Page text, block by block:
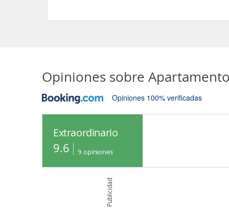
Opiniones sobre
Opiniones 100% verificadas
Extraordinario
9.6 9 opiniones
Publicidad